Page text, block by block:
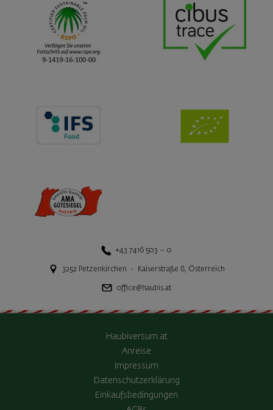
+43 7416 503 – 0
3252 Petzenkirchen - Kaiserstraße 8, Österreich
office@haubis.at
Haubiversum.at
Anreise
Impressum
Datenschutzerklärung
Einkaufsbedingungen